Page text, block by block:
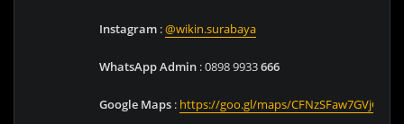
Instagram :@wikin.surabaya
WhatsApp Admin : 0898 9933666
Google Maps : https://goo.gl/maps/